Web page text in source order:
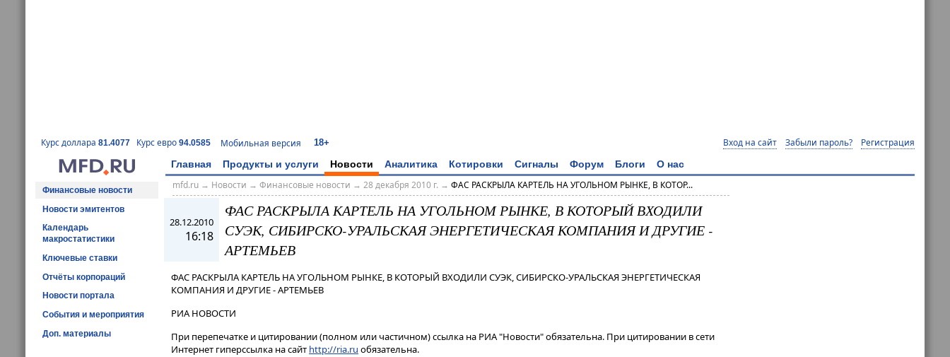
Курс доллара 81.4077 Курс евро 94.0585 Мобильная версия 18+ Вход на сайт Забыли пароль? Регистрация
Главная Продукты и услуги Новости Аналитика Котировки Сигналы Форум Блоги О нас
Финансовые новости
Новости эмитентов
Календарь
макростатистики
Ключевые ставки
Отчёты корпораций
Новости портала
События и мероприятия
Доп. материалы
mfd.ru→ Новости → Финансовые новости → 28 декабря 2010 г. → ФАС РАСКРЫЛА КАРТЕЛЬ НА УГОЛЬНОМ РЫНКЕ, В КОТОР...
28.12.2010
16:18
ФАС РАСКРЫЛА КАРТЕЛЬ НА УГОЛЬНОМ РЫНКЕ, В КОТОРЫЙ ВХОДИЛИ
СУЭК, СИБИРСКО-УРАЛЬСКАЯ ЭНЕРГЕТИЧЕСКАЯ КОМПАНИЯ И ДРУГИЕ -
АРТЕМЬЕВ
ФАС РАСКРЫЛА КАРТЕЛЬ НА УГОЛЬНОМ РЫНКЕ, В КОТОРЫЙ ВХОДИЛИ СУЭК, СИБИРСКО-УРАЛЬСКАЯ ЭНЕРГЕТИЧЕСКАЯ
КОМПАНИЯ И ДРУГИЕ - АРТЕМЬЕВ
РИА НОВОСТИ
При перепечатке и цитировании (полном или частичном) ссылка на РИА "Новости" обязательна. При цитировании в сети
Интернет гиперссылка на сайт http://ria.ru обязательна.